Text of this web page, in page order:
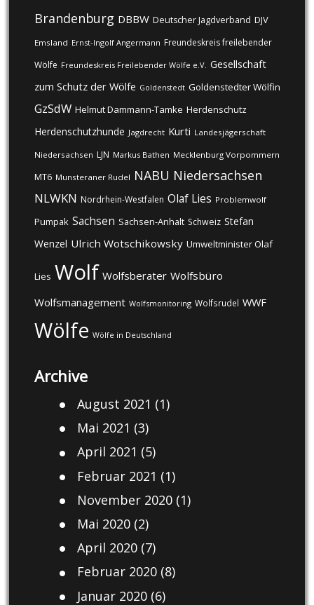
Brandenburg DBBW Deutscher Jagdverband DJV
Emsland Ernst-Ingolf Angermann Freundeskreis freilebender
Wölfe Freundeskreis Freilebender Wölfe e.V. Gesellschaft
zum Schutz der Wölfe Goldenstedt Goldenstedter Wölfin
GzSdW Helmut Dammann-Tamke Herdenschutz
Herdenschutzhunde Jagdrecht Kurti Landesjägerschaft
Niedersachsen LJN Markus Bathen Mecklenburg Vorpommern
MT6 Munsteraner Rudel NABU Niedersachsen
NLWKN Nordrhein-Westfalen Olaf Lies Problemwolf
Pumpak Sachsen Sachsen-Anhalt Schweiz Stefan
Wenzel Ulrich Wotschikowsky Umweltminister Olaf
Lies Wolf Wolfsberater Wolfsbüro
Wolfsmanagement Wolfsmonitoring Wolfsrudel WWF
Wölfe Wölfe in Deutschland
Archive
August 2021 (1)
Mai 2021 (3)
April 2021 (5)
Februar 2021 (1)
November 2020(1)
Mai 2020(2)
April 2020(7)
Februar 2020(8)
Januar 2020(6)